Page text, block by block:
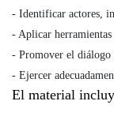
- Identificar actores,
- Aplicar
- Promover el diálogo
- Ejercer
El material